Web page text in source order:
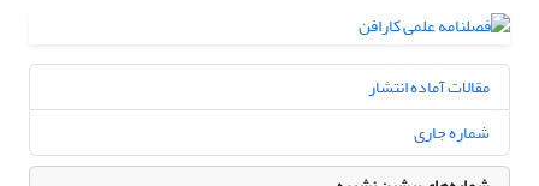
مقالات آماده انتشار
شماره جاری